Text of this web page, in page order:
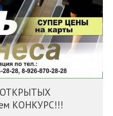
ОТКРЫТЫХ
КОНКУРС!!!